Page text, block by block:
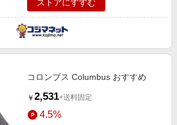
ストアにすすむ
コロンブス Columbus おすすめ
￥ 2,531+送料固定
4.5%